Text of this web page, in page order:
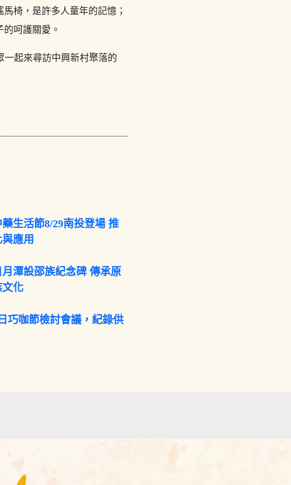
椅，是許多人童年的記憶；
呵護關愛。
一起來尋訪中興新村聚落的
生活節8/29南投登場 推
應用
月潭設邵族紀念碑 傳承原
化
巧咖節檢討會議，紀錄供